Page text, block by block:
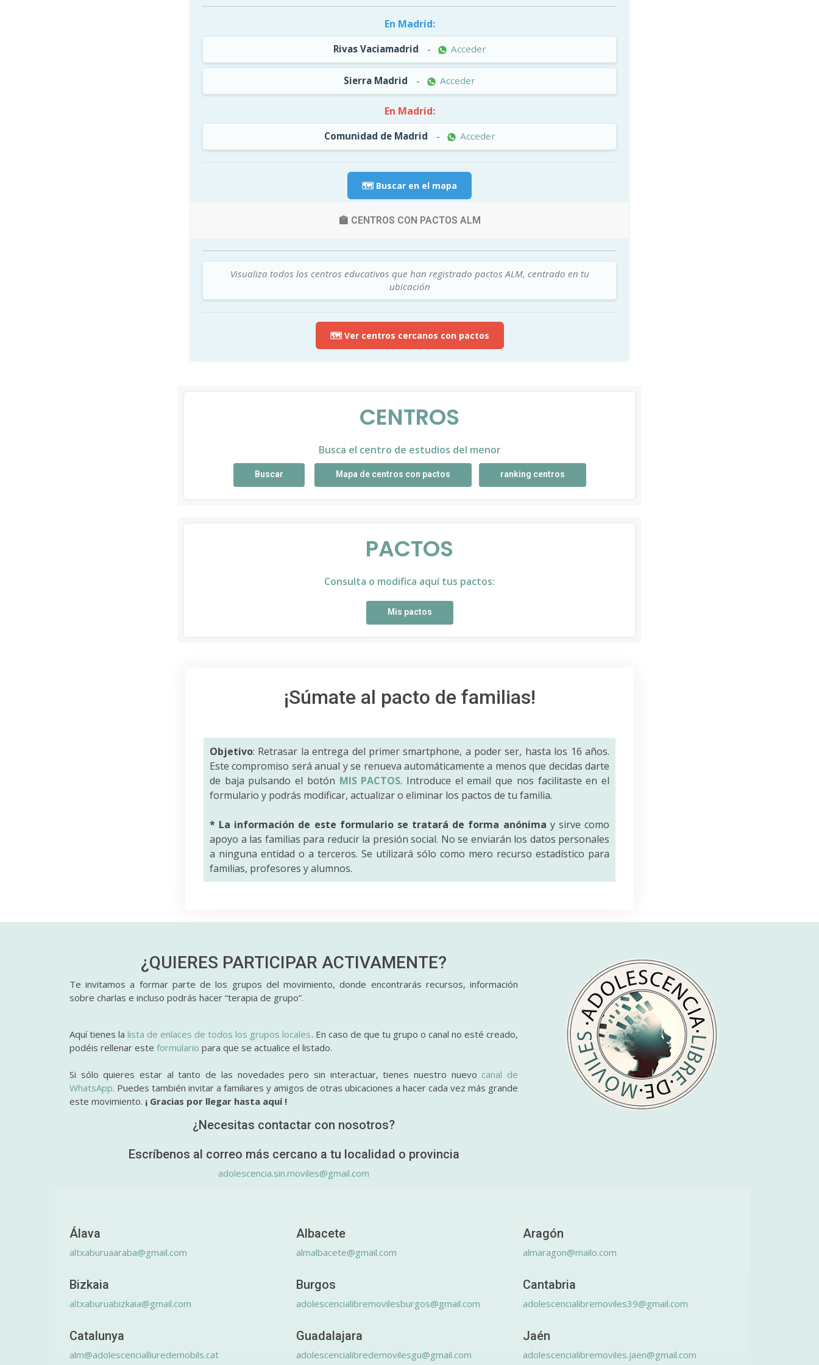
En Madrid:
Rivas Vaciamadrid - Acceder
Sierra Madrid - Acceder
En Madrid:
Comunidad de Madrid - Acceder
🗺️ Buscar en el mapa
🏫 CENTROS CON PACTOS ALM
Visualiza todos los centros educativos que han registrado pactos ALM, centrado en tu
ubicación
🗺️ Ver centros cercanos con pactos
CENTROS
Busca el centro de estudios del menor
Buscar Mapa de centros con pactos ranking centros
PACTOS
Consulta o modifica aquí tus pactos:
Mis pactos
¡Súmate al pacto de familias!
Objetivo: Retrasar la entrega del primer smartphone, a poder ser, hasta los 16 años.
Este compromiso será anual y se renueva automáticamente a menos que decidas darte
de baja pulsando el botón MIS PACTOS. Introduce el email que nos facilitaste en el
formulario y podrás modificar, actualizar o eliminar los pactos de tu familia.
* La información de este formulario se tratará de forma anónima y sirve como
apoyo a las familias para reducir la presión social. No se enviarán los datos personales
a ninguna entidad o a terceros. Se utilizará sólo como mero recurso estadístico para
familias, profesores y alumnos.
¿QUIERES PARTICIPAR ACTIVAMENTE?
Te invitamos a formar parte de los grupos del movimiento, donde encontrarás recursos, información
sobre charlas e incluso podrás hacer “terapia de grupo”.
Aquí tienes lalista de enlaces de todos los grupos locales. En caso de que tu grupo o canal no esté creado,
podéis rellenar este formulario para que se actualice el listado.
Si sólo quieres estar al tanto de las novedades pero sin interactuar, tienes nuestro nuevo canal de
WhatsApp. Puedes también invitar a familiares y amigos de otras ubicaciones a hacer cada vez más grande
este movimiento. ¡ Gracias por llegar hasta aquí !
¿Necesitas contactar con nosotros?
Escríbenos al correo más cercano a tu localidad o provincia
adolescencia.sin.moviles@gmail.com
Álava
altxaburuaaraba@gmail.com
Albacete
almalbacete@gmail.com
Aragón
almaragon@mailo.com
Bizkaia
altxaburuabizkaia@gmail.com
Burgos
adolescencialibremovilesburgos@gmail.com
Cantabria
adolescencialibremoviles39@gmail.com
Catalunya
alm@adolescencialliuredemobils.cat
Guadalajara
adolescencialibredemovilesgu@gmail.com
Jaén
adolescencialibremoviles.jaen@gmail.com